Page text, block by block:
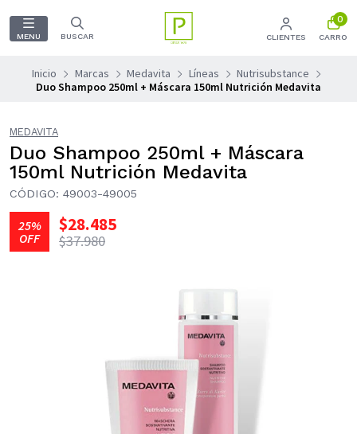
MENU BUSCAR CLIENTES
0
CARRO
Inicio Marcas Medavita Líneas
Nutrisubstance
Duo Shampoo 250ml + Máscara 150ml Nutrición Medavita
MEDAVITA
Duo Shampoo 250ml + Máscara
150ml Nutrición Medavita
CÓDIGO: 49003-49005
25%
OFF
$28.485
$37.980